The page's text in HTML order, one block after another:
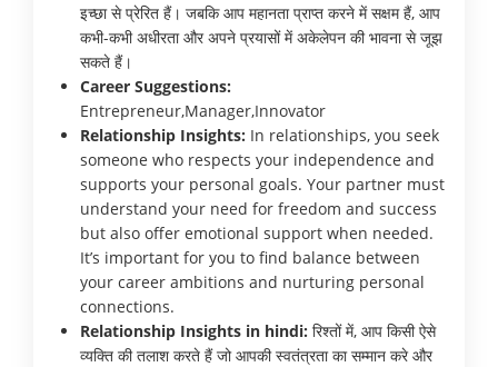
इच्छा से प्रेरित हैं। जबकि आप महानता प्राप्त करने में सक्षम हैं, आप
कभी-कभी अधीरता और अपने प्रयासों में अकेलेपन की भावना से जूझ
सकते हैं।
Career Suggestions:
Entrepreneur,Manager,Innovator
Relationship Insights: In relationships, you seek
someone who respects your independence and
supports your personal goals. Your partner must
understand your need for freedom and success
but also offer emotional support when needed.
It’s important for you to find balance between
your career ambitions and nurturing personal
connections.
Relationship Insights in hindi: रिश्तों में, आप किसी ऐसे
व्यक्ति की तलाश करते हैं जो आपकी स्वतंत्रता का सम्मान करे और